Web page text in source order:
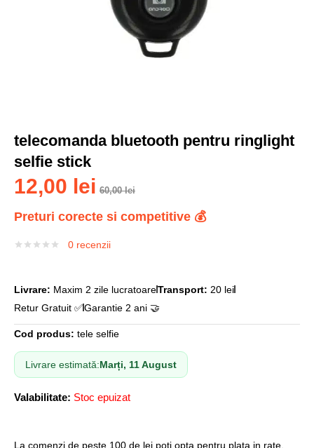
telecomanda bluetooth pentru ringlight
selfie stick
12,00 lei 60,00lei
Preturi corecte si competitive 💰
0 recenzii
Livrare: Maxim 2 zile lucratoareTransport: 20 lei
Retur Gratuit ✅Garantie 2 ani 🤝
Cod produs: tele selfie
Livrare estimată:Marți, 11 August
Valabilitate: Stoc epuizat
La comenzi de peste 100 de lei poți opta pentru plata in rate.